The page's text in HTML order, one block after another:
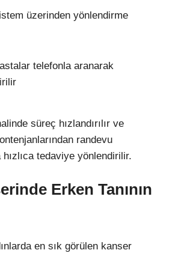
üzerinden yönlendirme
telefonla aranarak
süreç hızlandırılır ve
randevu
tedaviye yönlendirilir.
Erken Tanının
en sık görülen kanser